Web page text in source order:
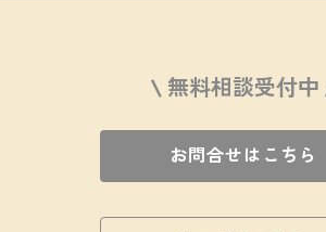
\ 無料相談受付
お問合せはこちら